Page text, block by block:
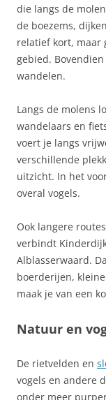
die langs de
de boezems,
relatief kort, maar
gebied.
wandelen.
Langs de molens
wandelaars en
voert je langs
verschillende
uitzicht. In het
overal vogels.
Ook langere
verbindt
Alblasserwaard.
boerderijen,
maak je van een
Natuur en
De rietvelden en
vogels en andere
onder meer